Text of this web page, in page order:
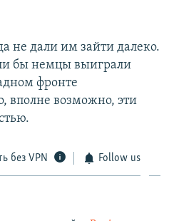
не дали им зайти далеко.
бы немцы выиграли
фронте
вполне возможно, эти
без VPN Follow us